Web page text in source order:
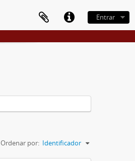
Entrar
Ordenar por: Identificador